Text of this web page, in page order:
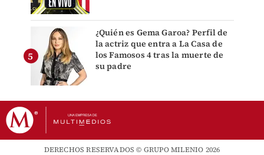
¿Quién es Gema Garoa? Perfil de
la actriz que entra a La Casa de
los Famosos 4 tras la muerte de
su padre
DERECHOS RESERVADOS © GRUPO MILENIO 2026